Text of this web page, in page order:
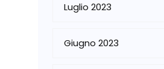
Luglio 2023
Giugno 2023